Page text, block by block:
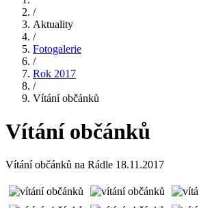
/
Aktuality
/
Fotogalerie
/
Rok 2017
/
Vítání občánků
Vítání občánků
Vítání občánků na Rádle 18.11.2017